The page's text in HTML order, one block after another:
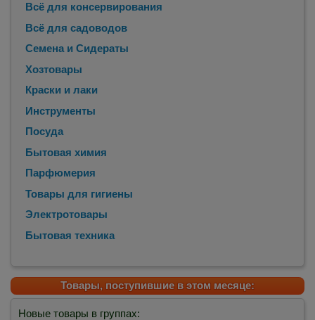
Всё для консервирования
Всё для садоводов
Семена и Сидераты
Хозтовары
Краски и лаки
Инструменты
Посуда
Бытовая химия
Парфюмерия
Товары для гигиены
Электротовары
Бытовая техника
Товары, поступившие в этом месяце:
Новые товары в группах: